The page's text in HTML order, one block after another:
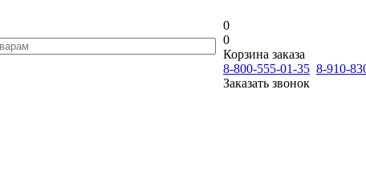
0
0
Корзина заказа
8-800-555-01-35 8-910-
Заказать звонок